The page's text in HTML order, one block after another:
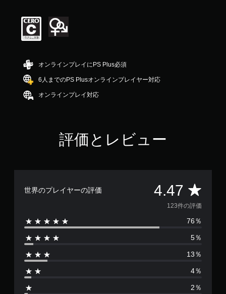
5
段
階
の
4
7
オンラインプレイにPS Plus必須
6人までのPS Plusオンラインプレイヤー対応
オンラインプレイ対応
評価とレビュー
世界のプレイヤーの評価 4.47 評
価
数
は
2
123件の評価
76％
5％
13％
4％
2％